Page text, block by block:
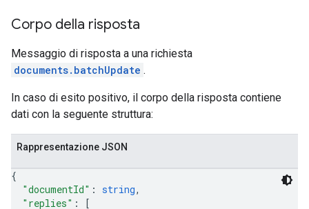
Corpo della risposta
Messaggio di risposta a una richiesta
documents.batchUpdate .
In caso di esito positivo, il corpo della risposta contiene
dati con la seguente struttura:
Rappresentazione JSON
{
"documentId" : string,
"replies" :
[